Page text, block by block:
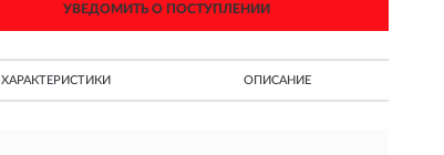
УВЕДОМИТЬ О ПОСТУПЛЕНИИ
ХАРАКТЕРИСТИКИ ОПИСАНИЕ